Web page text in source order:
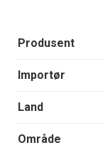
Produsent
Importør
Land
Område